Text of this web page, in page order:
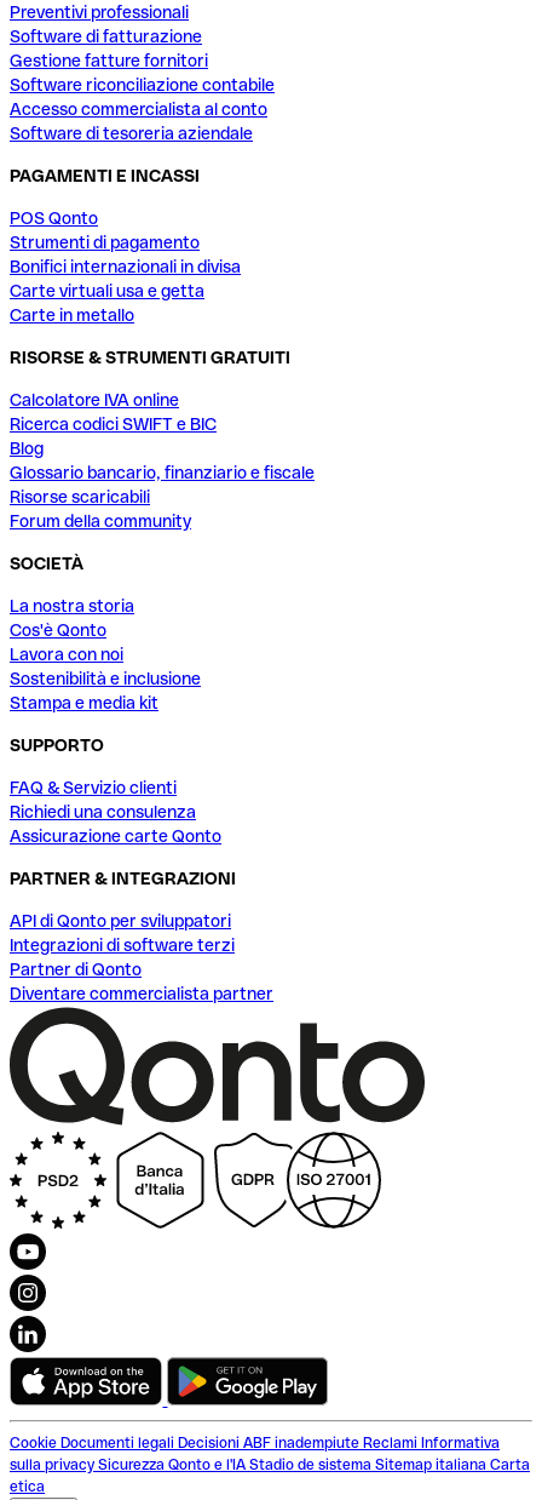
Preventivi professionali
Software di fatturazione
Gestione fatture fornitori
Software riconciliazione contabile
Accesso commercialista al conto
Software di tesoreria aziendale
PAGAMENTI E INCASSI
POS Qonto
Strumenti di pagamento
Bonifici internazionali in divisa
Carte virtuali usa e getta
Carte in metallo
RISORSE & STRUMENTI GRATUITI
Calcolatore IVA online
Ricerca codici SWIFT e BIC
Blog
Glossario bancario, finanziario e fiscale
Risorse scaricabili
Forum della community
SOCIETÀ
La nostra storia
Cos'è Qonto
Lavora con noi
Sostenibilità e inclusione
Stampa e media kit
SUPPORTO
FAQ & Servizio clienti
Richiedi una consulenza
Assicurazione carte Qonto
PARTNER & INTEGRAZIONI
API di Qonto per sviluppatori
Integrazioni di software terzi
Partner di Qonto
Diventare commercialista partner
Cookie Documenti legali Decisioni ABF inadempiute Reclami Informativa
sulla privacy Sicurezza Qonto e l'IA Stadio de sistema Sitemap italiana Carta
etica